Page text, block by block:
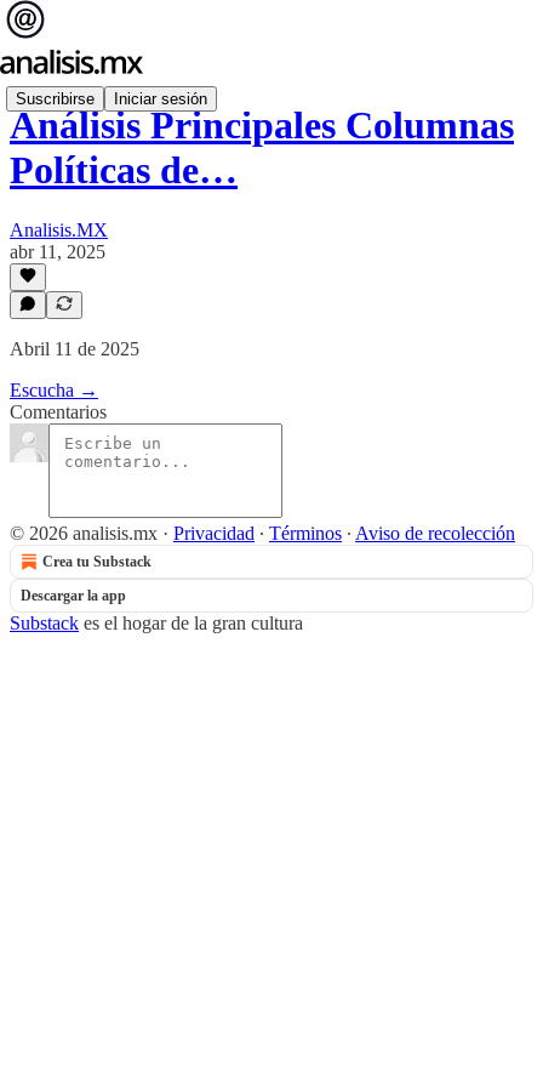
Suscribirse Iniciar sesión
Análisis Principales Columnas
Políticas de…
Analisis.MX
abr 11, 2025
Abril 11 de 2025
Escucha →
Comentarios
© 2026 analisis.mx · Privacidad ∙ Términos ∙ Aviso de recolección
Crea tu Substack
Descargar la app
Substack es el hogar de la gran cultura